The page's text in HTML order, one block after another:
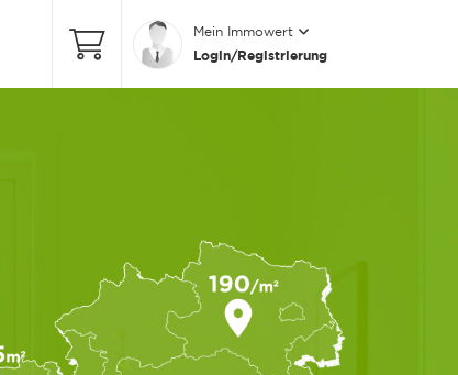
Mein Immowert
Login/Registrierung